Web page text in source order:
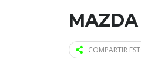
COMPARTIR